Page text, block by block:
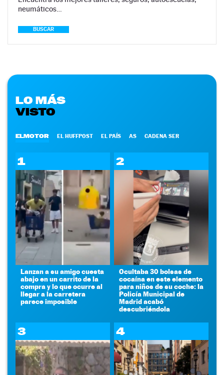
neumáticos…
BUSCAR
LO MÁS
VISTO
ELMOTOR EL HUFFPOST EL PAÍS AS CADENA SER
1
Lanzan a su amigo cuesta
abajo en un carrito de la
compra y lo que ocurre al
llegar a la carretera
parece imposible
2
Ocultaba 30 bolsas de
cocaína en este elemento
para niños de su coche: la
Policía Municipal de
Madrid acabó
descubriéndola
3 4